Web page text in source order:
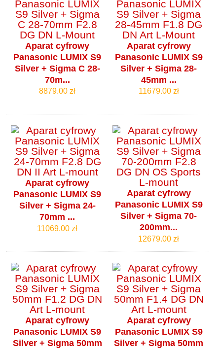
Aparat cyfrowy
Panasonic LUMIX S9
Silver + Sigma C 28-
70m...
8879.00 zł
Aparat cyfrowy
Panasonic LUMIX S9
Silver + Sigma 28-
45mm ...
11679.00 zł
Aparat cyfrowy
Panasonic LUMIX S9
Silver + Sigma 24-
70mm ...
11069.00 zł
Aparat cyfrowy
Panasonic LUMIX S9
Silver + Sigma 70-
200mm...
12679.00 zł
Aparat cyfrowy
Panasonic LUMIX S9
Silver + Sigma 50mm
Aparat cyfrowy
Panasonic LUMIX S9
Silver + Sigma 50mm